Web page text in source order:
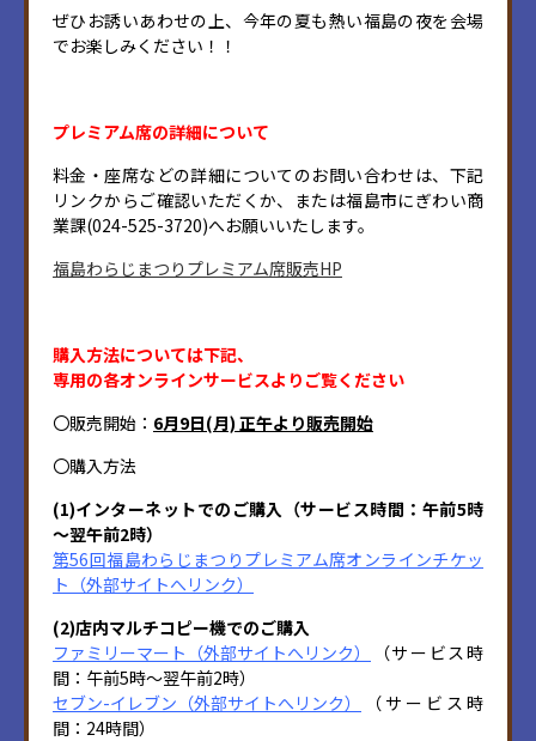
ぜひお誘いあわせの上、今年の夏も熱い福島の夜を会場
でお楽しみください！！
プレミアム席の詳細について
料金・座席などの詳細についてのお問い合わせは、下記
リンクからご確認いただくか、または福島市にぎわい商
業課(024-525-3720)へお願いいたします。
福島わらじまつりプレミアム席販売HP
購入方法については下記、
専用の各オンラインサービスよりご覧ください
〇販売開始： 6月9日(月) 正午より販売開始
〇購入方法
(1)インターネットでのご購入（サービス時間：午前5時
～翌午前2時）
第56回福島わらじまつりプレミアム席オンラインチケッ
ト（外部サイトへリンク）
(2)店内マルチコピー機でのご購入
ファミリーマート（外部サイトへリンク）
（サービス時
間：午前5時～翌午前2時）
セブン-イレブン（外部サイトへリンク）
（サービス時
間：24時間）